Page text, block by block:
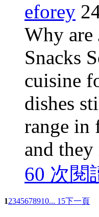
eforey
Why are
Snacks
cuisine
dishes
range in
and they
60 次閱
12345678910... 15下一頁